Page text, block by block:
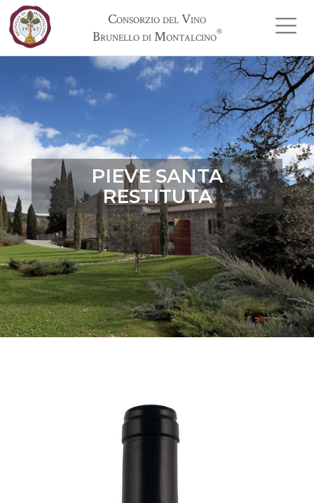
Consorzio del Vino
Brunello di Montalcino®
PIEVE SANTA
RESTITUTA